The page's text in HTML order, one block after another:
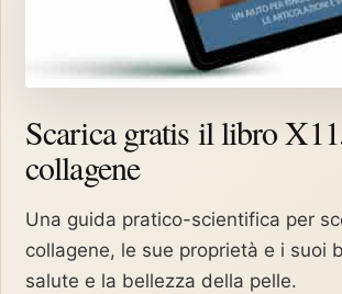
Scarica gratis il libro
collagene
Una guida pratico-scientifica per
collagene, le sue proprietà e i suoi
salute e la bellezza della pelle.